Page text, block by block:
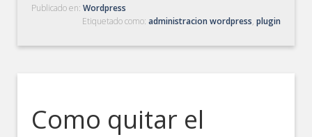
Publicado en:Wordpress
Etiquetado como: administracion wordpress, plugin
Como quitar el